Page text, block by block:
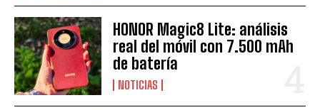
HONOR Magic8 Lite: análisis
real del móvil con 7.500 mAh
de batería
NOTICIAS